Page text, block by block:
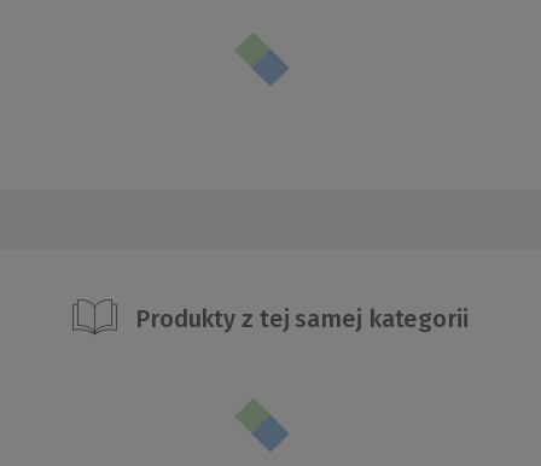
Produkty z tej samej kategorii